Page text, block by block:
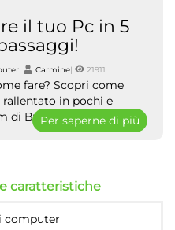
il tuo Pc in 5
| Carmine| 21911
fare? Scopri come
in pochi e
di ByTecno.Per saperne di più
caratteristiche